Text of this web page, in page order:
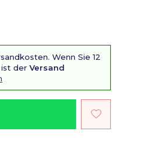
Wenn Sie 12
ist der Versand